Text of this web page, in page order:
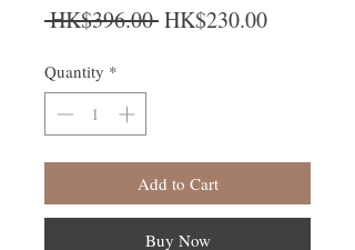
HK$396.00 Regular Price
HK$230.00Sale Price
Quantity *
Add to Cart
Buy Now